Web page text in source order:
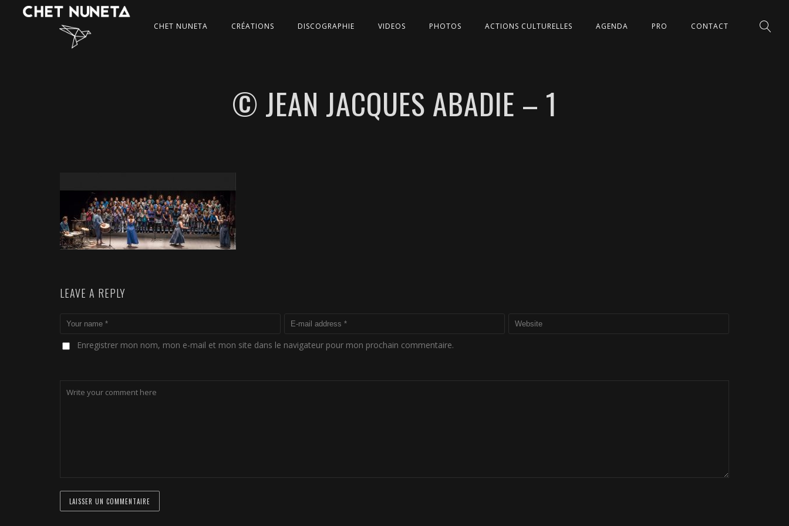
CHET NUNETA CRÉATIONS DISCOGRAPHIE VIDEOS PHOTOS ACTIONS CULTURELLES AGENDA PRO CONTACT
© JEAN JACQUES ABADIE – 1
LEAVE A REPLY
Enregistrer mon nom, mon e-mail et mon site dans le navigateur pour mon prochain commentaire.